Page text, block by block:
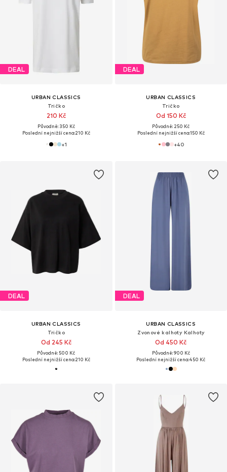
DEAL
URBAN CLASSICS
Tričko
210 Kč
Původně: 350 Kč
Poslední nejnižší cena:210 Kč
+1
DEAL
URBAN CLASSICS
Tričko
Od 150 Kč
Původně: 250 Kč
Poslední nejnižší cena:150 Kč
+40
DEAL
URBAN CLASSICS
Tričko
Od 245 Kč
Původně: 500 Kč
Poslední nejnižší cena:210 Kč
DEAL
URBAN CLASSICS
Zvonové kalhoty Kalhoty
Od 450 Kč
Původně: 900 Kč
Poslední nejnižší cena:450 Kč